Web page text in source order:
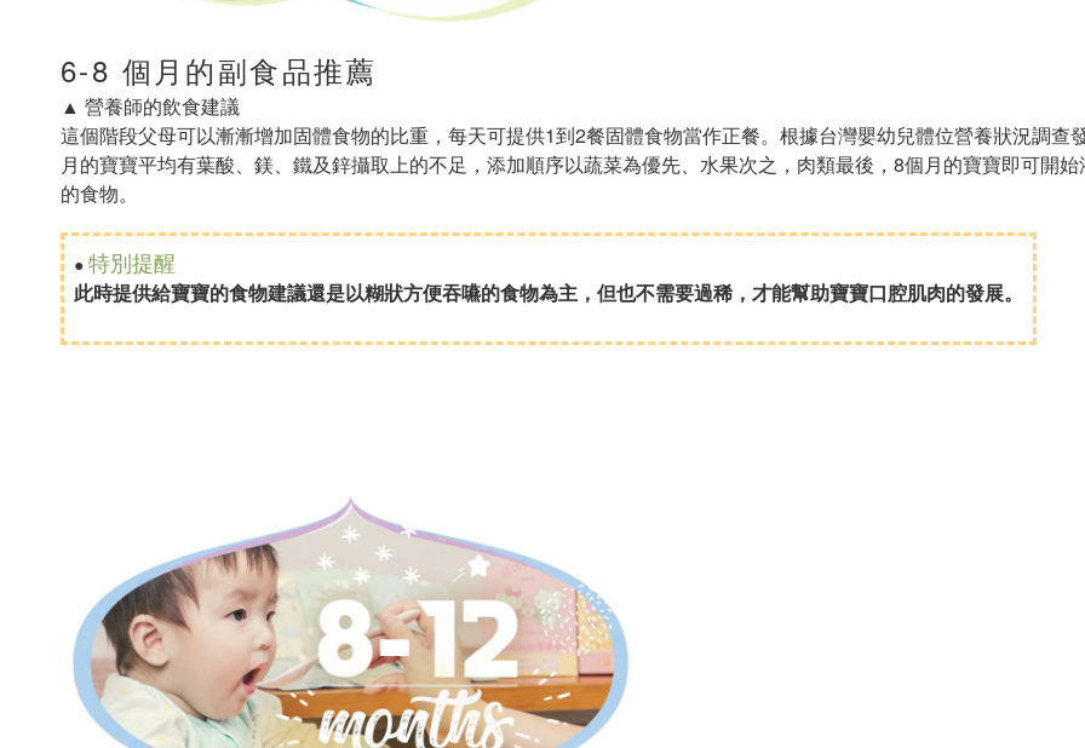
6-8 個月的副食品推薦
▲ 營養師的飲食建議
這個階段父母可以漸漸增加固體食物的比重，每天可提供1到2餐固體食物當作正餐。根據台灣嬰幼兒體位營養狀況調查
月的寶寶平均有葉酸、鎂、鐵及鋅攝取上的不足，添加順序以蔬菜為優先、水果次之，肉類最後，8個月的寶寶即可開
的食物。
● 特別提醒
此時提供給寶寶的食物建議還是以糊狀方便吞嚥的食物為主，但也不需要過稀，才能幫助寶寶口腔肌肉的發展。